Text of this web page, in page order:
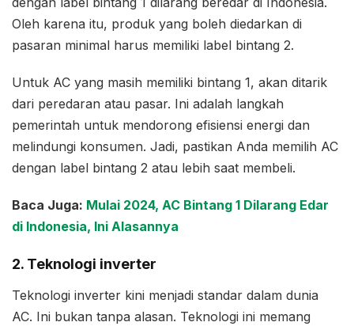
Oleh karena itu, produk yang boleh diedarkan di
pasaran minimal harus memiliki label bintang 2.
Untuk AC yang masih memiliki bintang 1, akan ditarik
dari peredaran atau pasar. Ini adalah langkah
pemerintah untuk mendorong efisiensi energi dan
melindungi konsumen. Jadi, pastikan Anda memilih AC
dengan label bintang 2 atau lebih saat membeli.
Baca Juga: Mulai 2024, AC Bintang 1 Dilarang Edar
di Indonesia, Ini Alasannya
2. Teknologi inverter
Teknologi inverter kini menjadi standar dalam dunia
AC. Ini bukan tanpa alasan. Teknologi ini memang